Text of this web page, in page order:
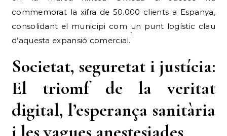
commemorat la xifra de 50.000 clients a Espanya,
consolidant el municipi com un punt logístic clau
d’aquesta expansió comercial.
1
Societat, seguretat i justícia:
El triomf de la veritat
digital, l’esperança sanitària